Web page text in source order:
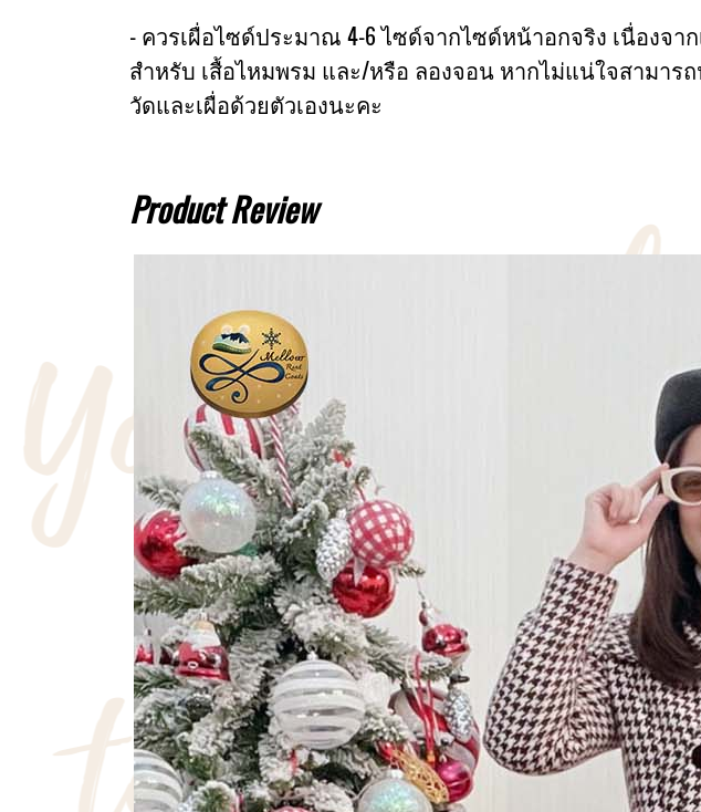
- ควรเผื่อไซด์ประมาณ 4-6 ไซด์จากไซด์หน้าอกจริง เนื่องจ
สำหรับ เสื้อไหมพรม และ/หรือ ลองจอน หากไม่แน่ใจสาม
วัดและเผื่อด้วยตัวเองนะคะ
Product Review